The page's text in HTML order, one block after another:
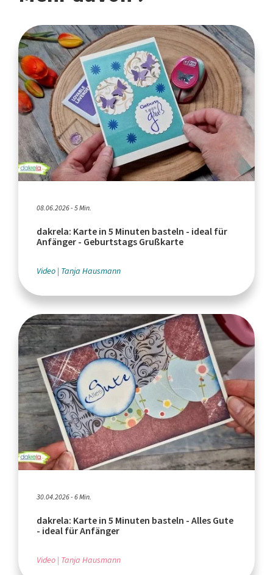
08.06.2026 - 5 Min.
dakrela: Karte in 5 Minuten basteln - ideal für
Anfänger - Geburtstags Grußkarte
Video Tanja Hausmann
30.04.2026 - 6 Min.
dakrela: Karte in 5 Minuten basteln - Alles Gute
- ideal für Anfänger
Video Tanja Hausmann